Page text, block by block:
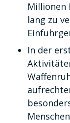
Millionen
lang zu
In der